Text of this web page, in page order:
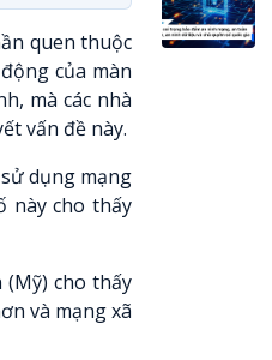
quen thuộc
của màn
mà các nhà
vấn đề này.
dụng mạng
này cho thấy
cho thấy
và mạng xã